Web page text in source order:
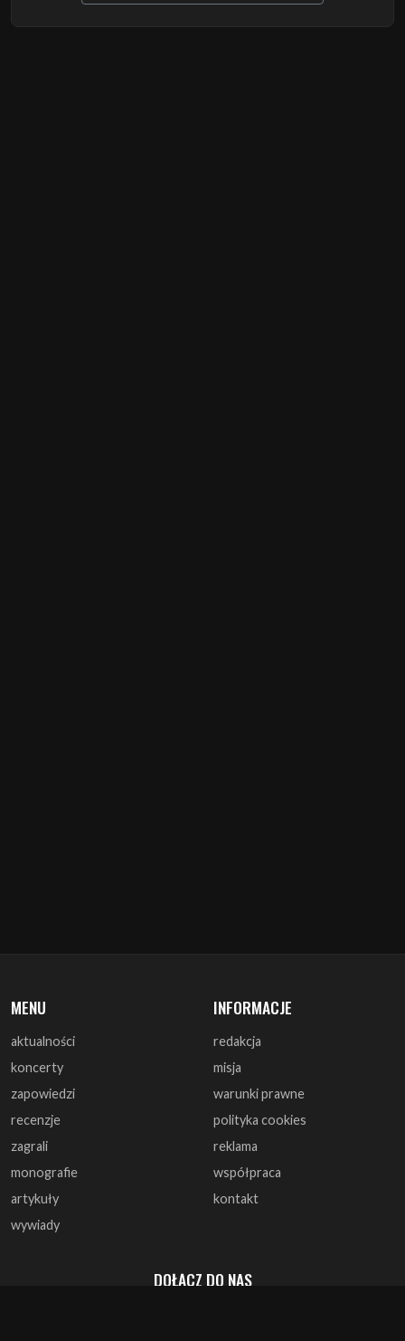
MENU
aktualności
koncerty
zapowiedzi
recenzje
zagrali
monografie
artykuły
wywiady
INFORMACJE
redakcja
misja
warunki prawne
polityka cookies
reklama
współpraca
kontakt
DOŁĄCZ DO NAS